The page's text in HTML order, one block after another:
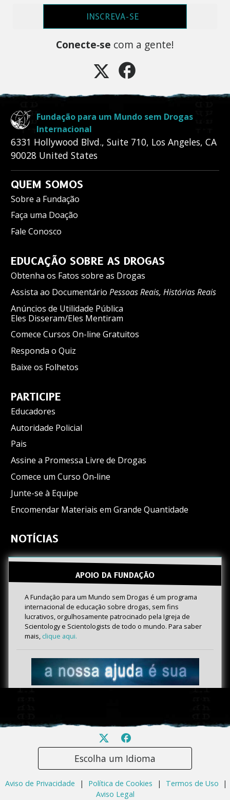
INSCREVA-SE
Conecte‑se com a gente!
Fundação para um Mundo sem Drogas
Internacional
6331 Hollywood Blvd., Suite 710, Los Angeles, CA
90028 United States
QUEM SOMOS
Sobre a Fundação
Faça uma Doação
Fale Conosco
EDUCAÇÃO SOBRE AS DROGAS
Obtenha os Fatos sobre as Drogas
Assista ao Documentário Pessoas Reais, Histórias Reais
Anúncios de Utilidade Pública
Eles Disseram/Eles Mentiram
Comece Cursos On-line Gratuitos
Responda o Quiz
Baixe os Folhetos
PARTICIPE
Educadores
Autoridade Policial
Pais
Assine a Promessa Livre de Drogas
Comece um Curso On‑line
Junte-se à Equipe
Encomendar Materiais em Grande Quantidade
NOTÍCIAS
APOIO DA FUNDAÇÃO
A Fundação para um Mundo sem Drogas é um programa
internacional de educação sobre drogas, sem fins
lucrativos, orgulhosamente patrocinado pela Igreja de
Scientology e Scientologists de todo o mundo. Para saber
mais, clique aqui.
Escolha um Idioma
Aviso de Privacidade | Política de Cookies | Termos de Uso
|
Aviso Legal